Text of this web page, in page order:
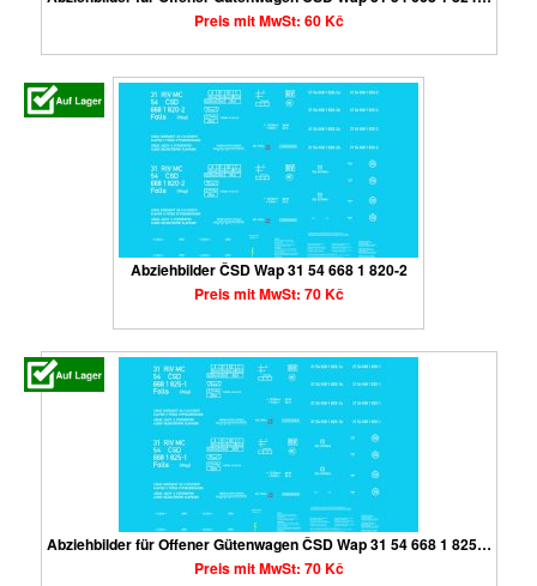
Preis mit MwSt: 60 Kč
Abziehbilder ČSD Wap 31 54 668 1 820-2
Preis mit MwSt: 70 Kč
Abziehbilder für Offener Gütenwagen ČSD Wap 31 54 668 1 825…
Preis mit MwSt: 70 Kč